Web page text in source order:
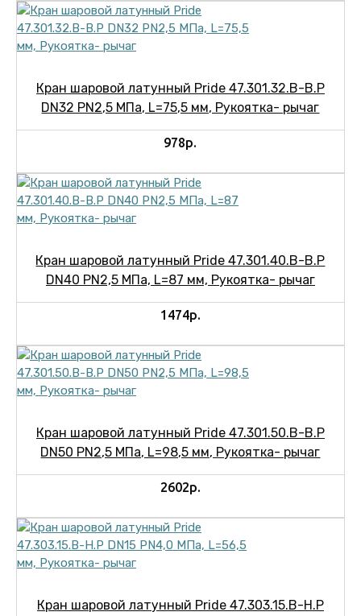
Кран шаровой латунный Pride 47.301.32.В-В.Р
DN32 PN2,5 МПа, L=75,5 мм, Рукоятка- рычаг
978р.
Кран шаровой латунный Pride 47.301.40.В-В.Р
DN40 PN2,5 МПа, L=87 мм, Рукоятка- рычаг
1474р.
Кран шаровой латунный Pride 47.301.50.В-В.Р
DN50 PN2,5 МПа, L=98,5 мм, Рукоятка- рычаг
2602р.
Кран шаровой латунный Pride 47.303.15.В-Н.Р